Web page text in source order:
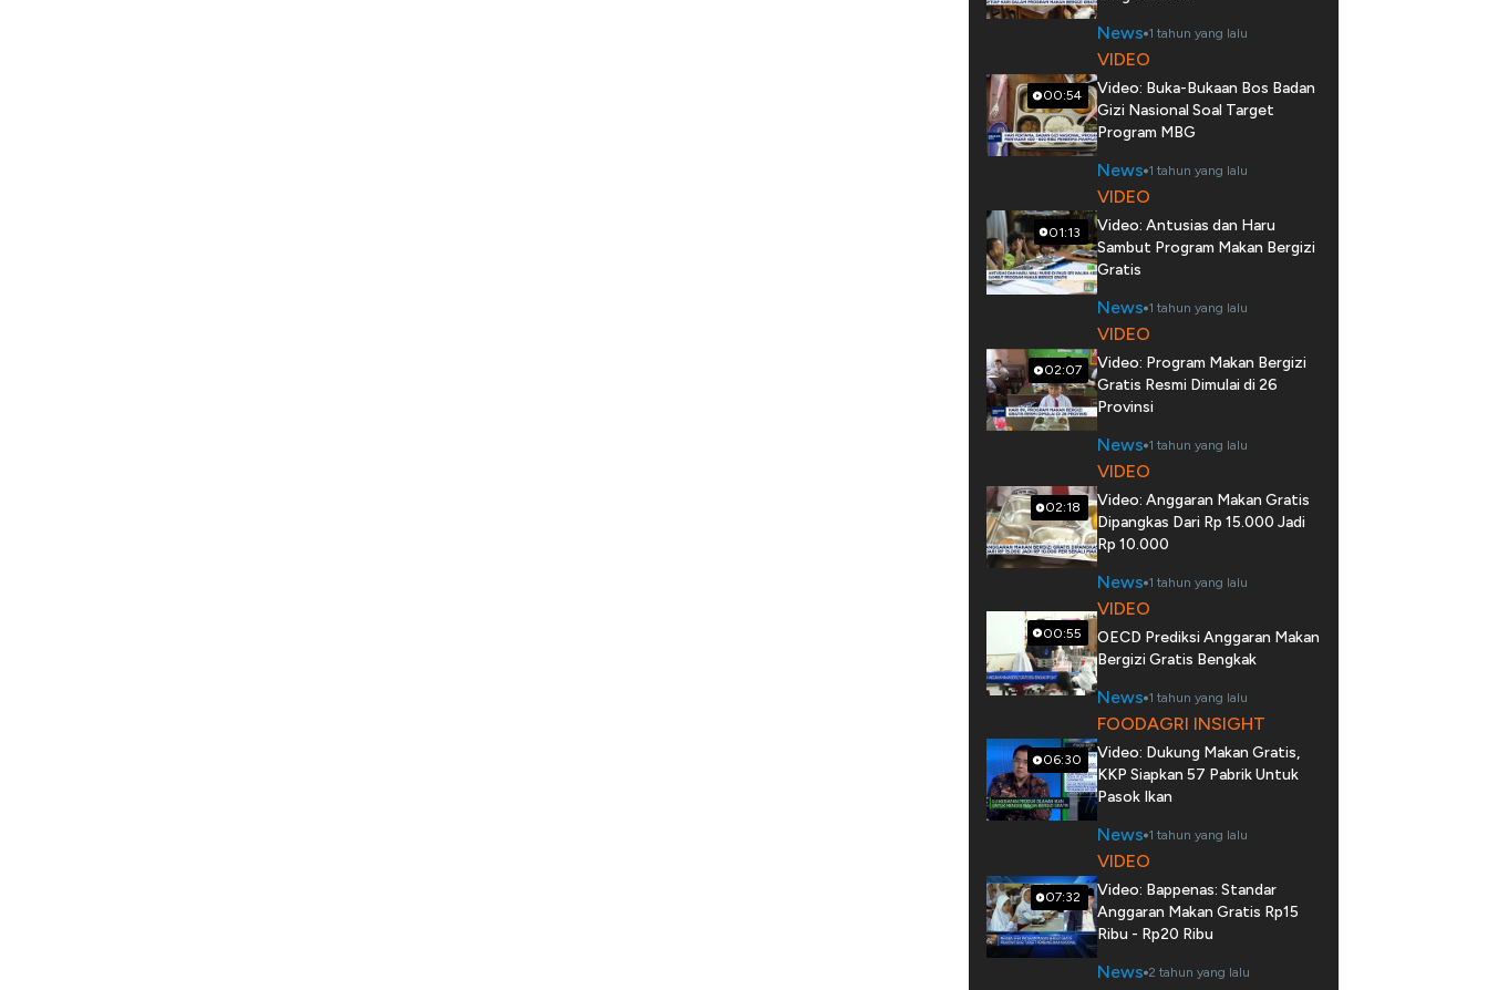
News 1 tahun yang lalu
00:54
VIDEO
Video: Buka-Bukaan Bos Badan
Gizi Nasional Soal Target
Program MBG
News 1 tahun yang lalu
01:13
VIDEO
Video: Antusias dan Haru
Sambut Program Makan Bergizi
Gratis
News 1 tahun yang lalu
02:07
VIDEO
Video: Program Makan Bergizi
Gratis Resmi Dimulai di 26
Provinsi
News 1 tahun yang lalu
02:18
VIDEO
Video: Anggaran Makan Gratis
Dipangkas Dari Rp 15.000 Jadi
Rp 10.000
News 1 tahun yang lalu
00:55
VIDEO
OECD Prediksi Anggaran Makan
Bergizi Gratis Bengkak
News 1 tahun yang lalu
06:30
FOODAGRI INSIGHT
Video: Dukung Makan Gratis,
KKP Siapkan 57 Pabrik Untuk
Pasok Ikan
News 1 tahun yang lalu
07:32
VIDEO
Video: Bappenas: Standar
Anggaran Makan Gratis Rp15
Ribu - Rp20 Ribu
News 2 tahun yang lalu